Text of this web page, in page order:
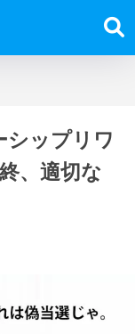
シップリワ
、適切な